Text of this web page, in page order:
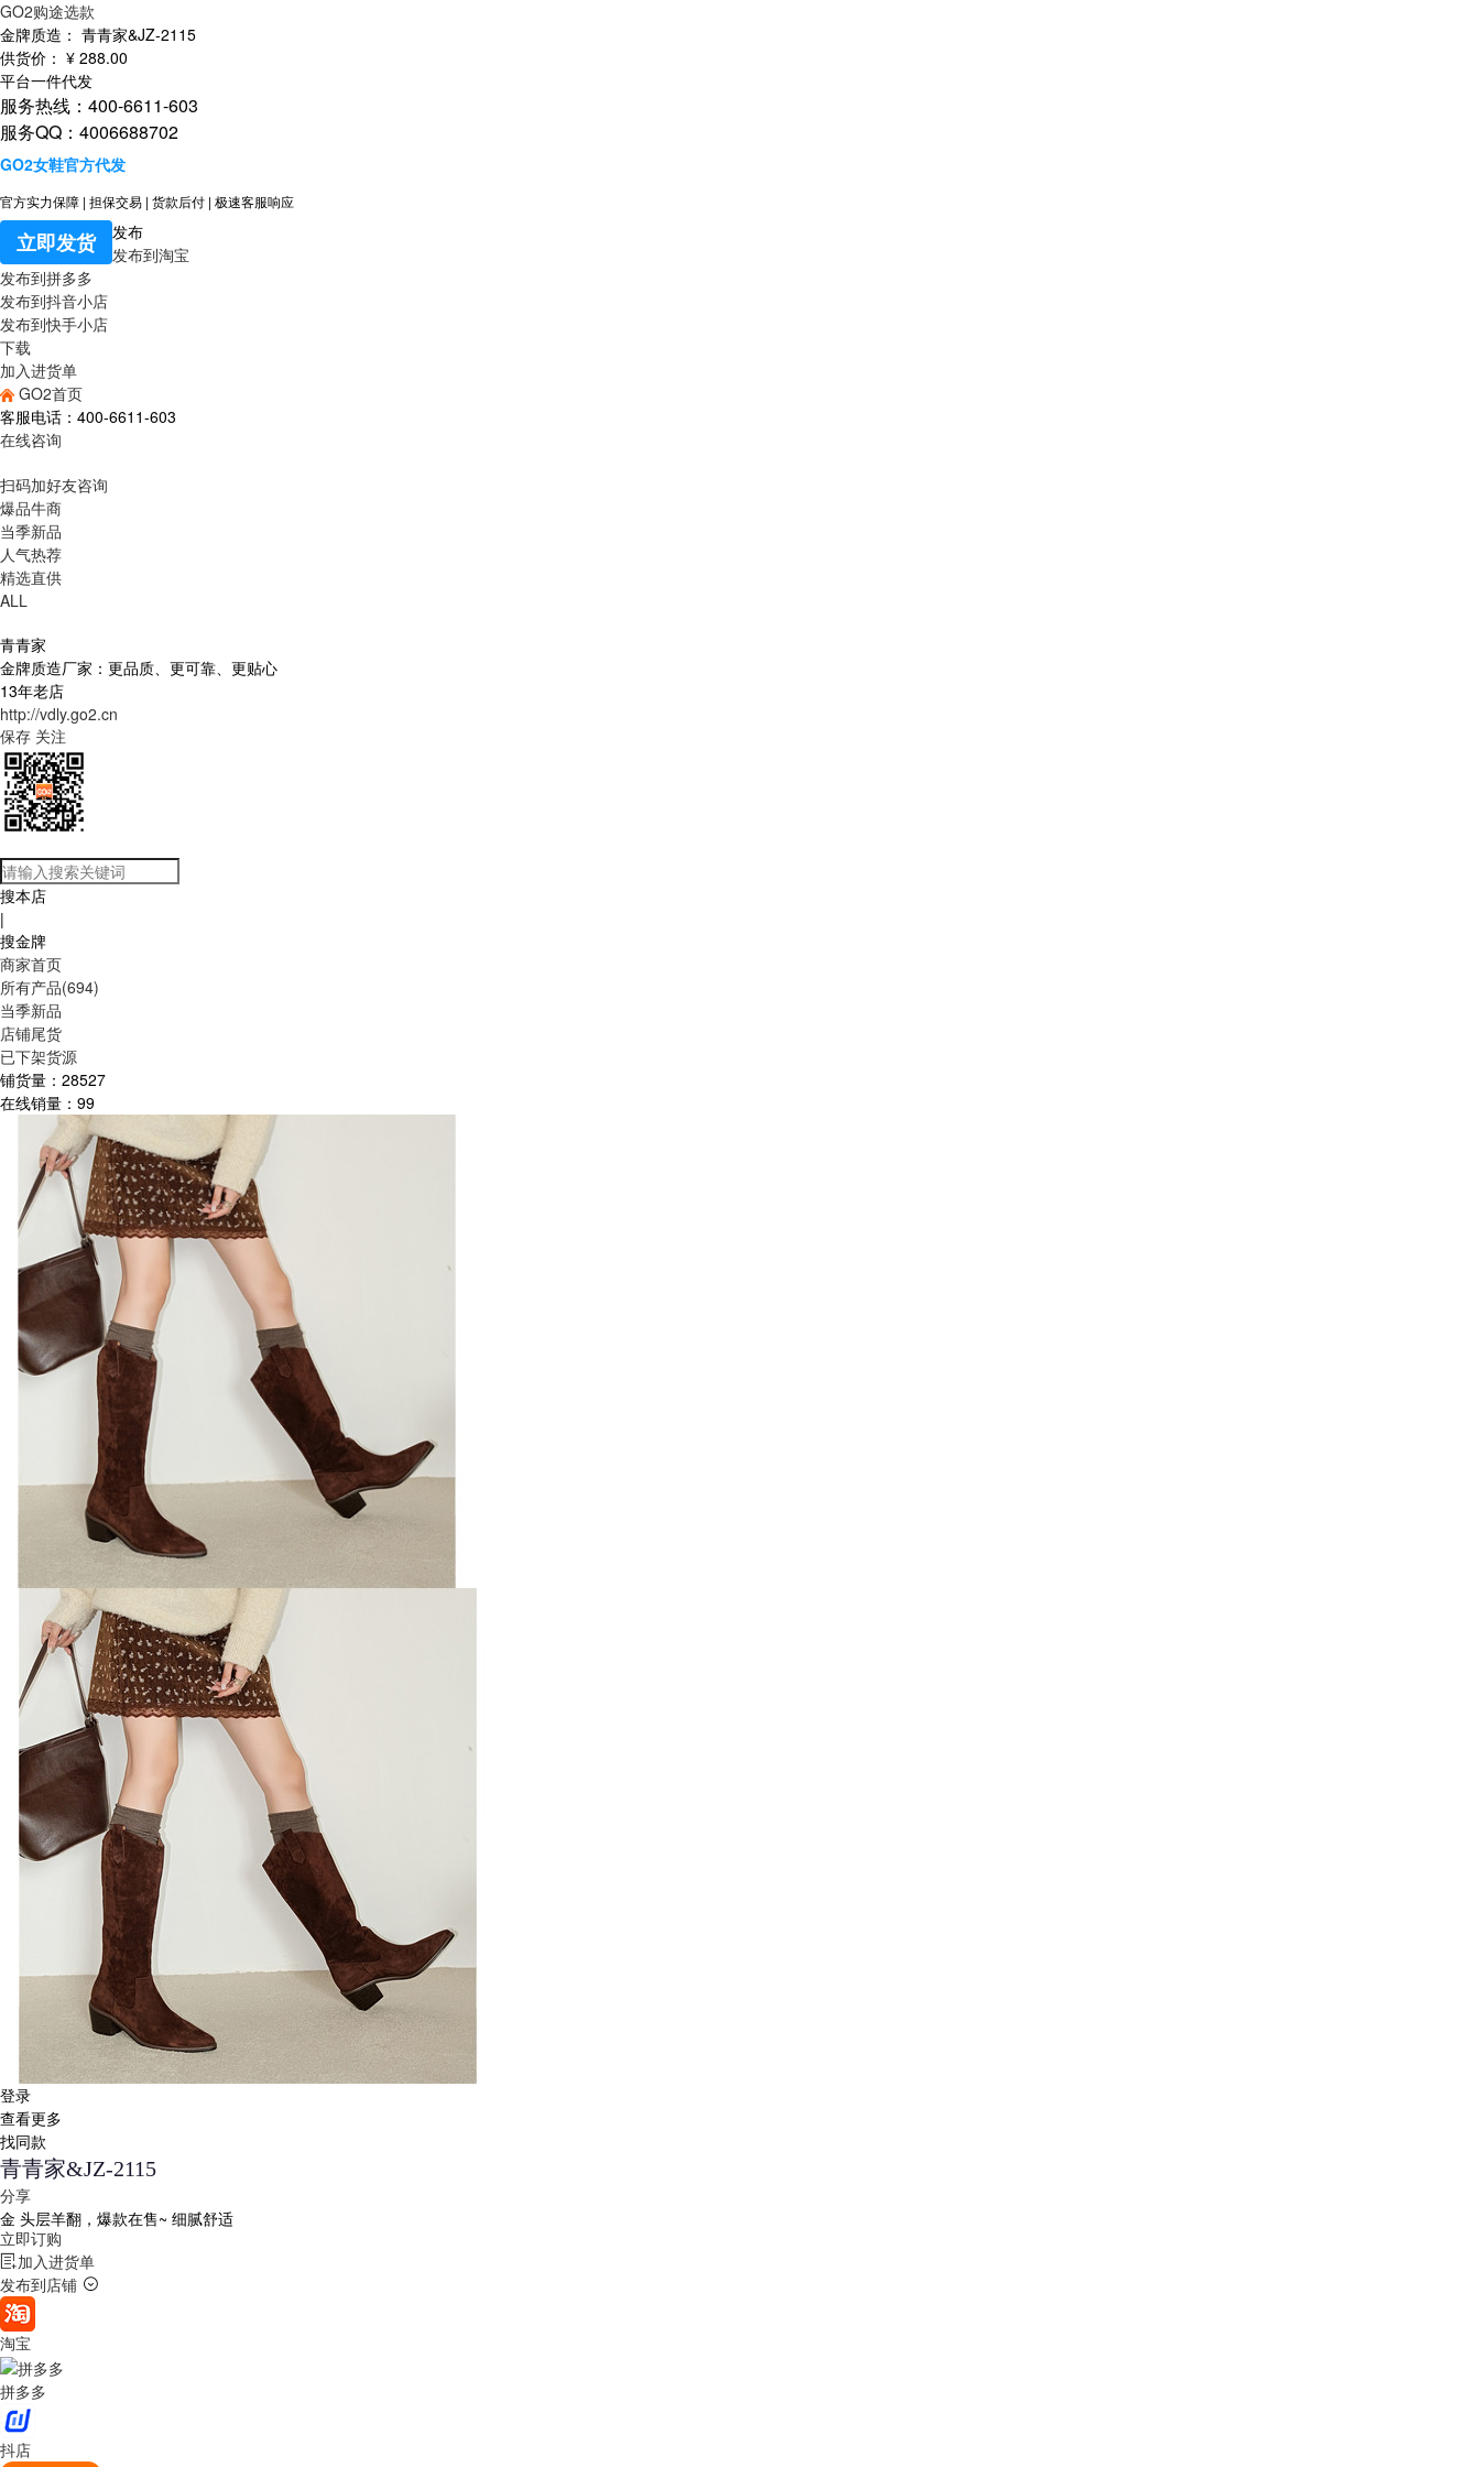
GO2购途选款
金牌质造： 青青家&JZ-2115
供货价： ¥ 288.00
平台一件代发
服务热线：400-6611-603
服务QQ：4006688702
GO2女鞋官方代发
官方实力保障 | 担保交易 | 货款后付 | 极速客服响应
立即发货
发布
发布到淘宝
发布到拼多多
发布到抖音小店
发布到快手小店
下载
加入进货单
GO2首页
客服电话：400-6611-603
在线咨询
扫码加好友咨询
爆品牛商
当季新品
人气热荐
精选直供
ALL
青青家
金牌质造厂家：更品质、更可靠、更贴心
13年老店
http://vdly.go2.cn
保存 关注
搜本店
|
搜金牌
商家首页
所有产品(694)
当季新品
店铺尾货
已下架货源
铺货量： 28527
在线销量： 99
登录
查看更多
找同款
青青家&JZ-2115
分享
金 头层羊翻，爆款在售~ 细腻舒适
立即订购
加入进货单
发布到店铺
淘宝
拼多多
抖店